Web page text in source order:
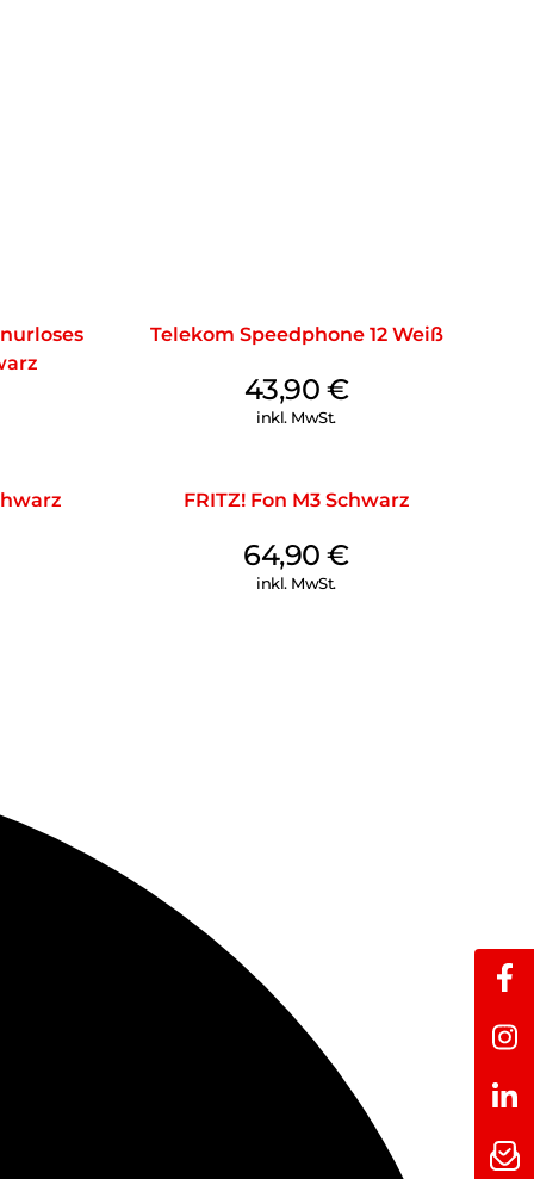
Telekom Speedphone 12 Weiß
43,90 €
inkl. MwSt.
FRITZ! Fon M3 Schwarz
64,90€
inkl. MwSt.